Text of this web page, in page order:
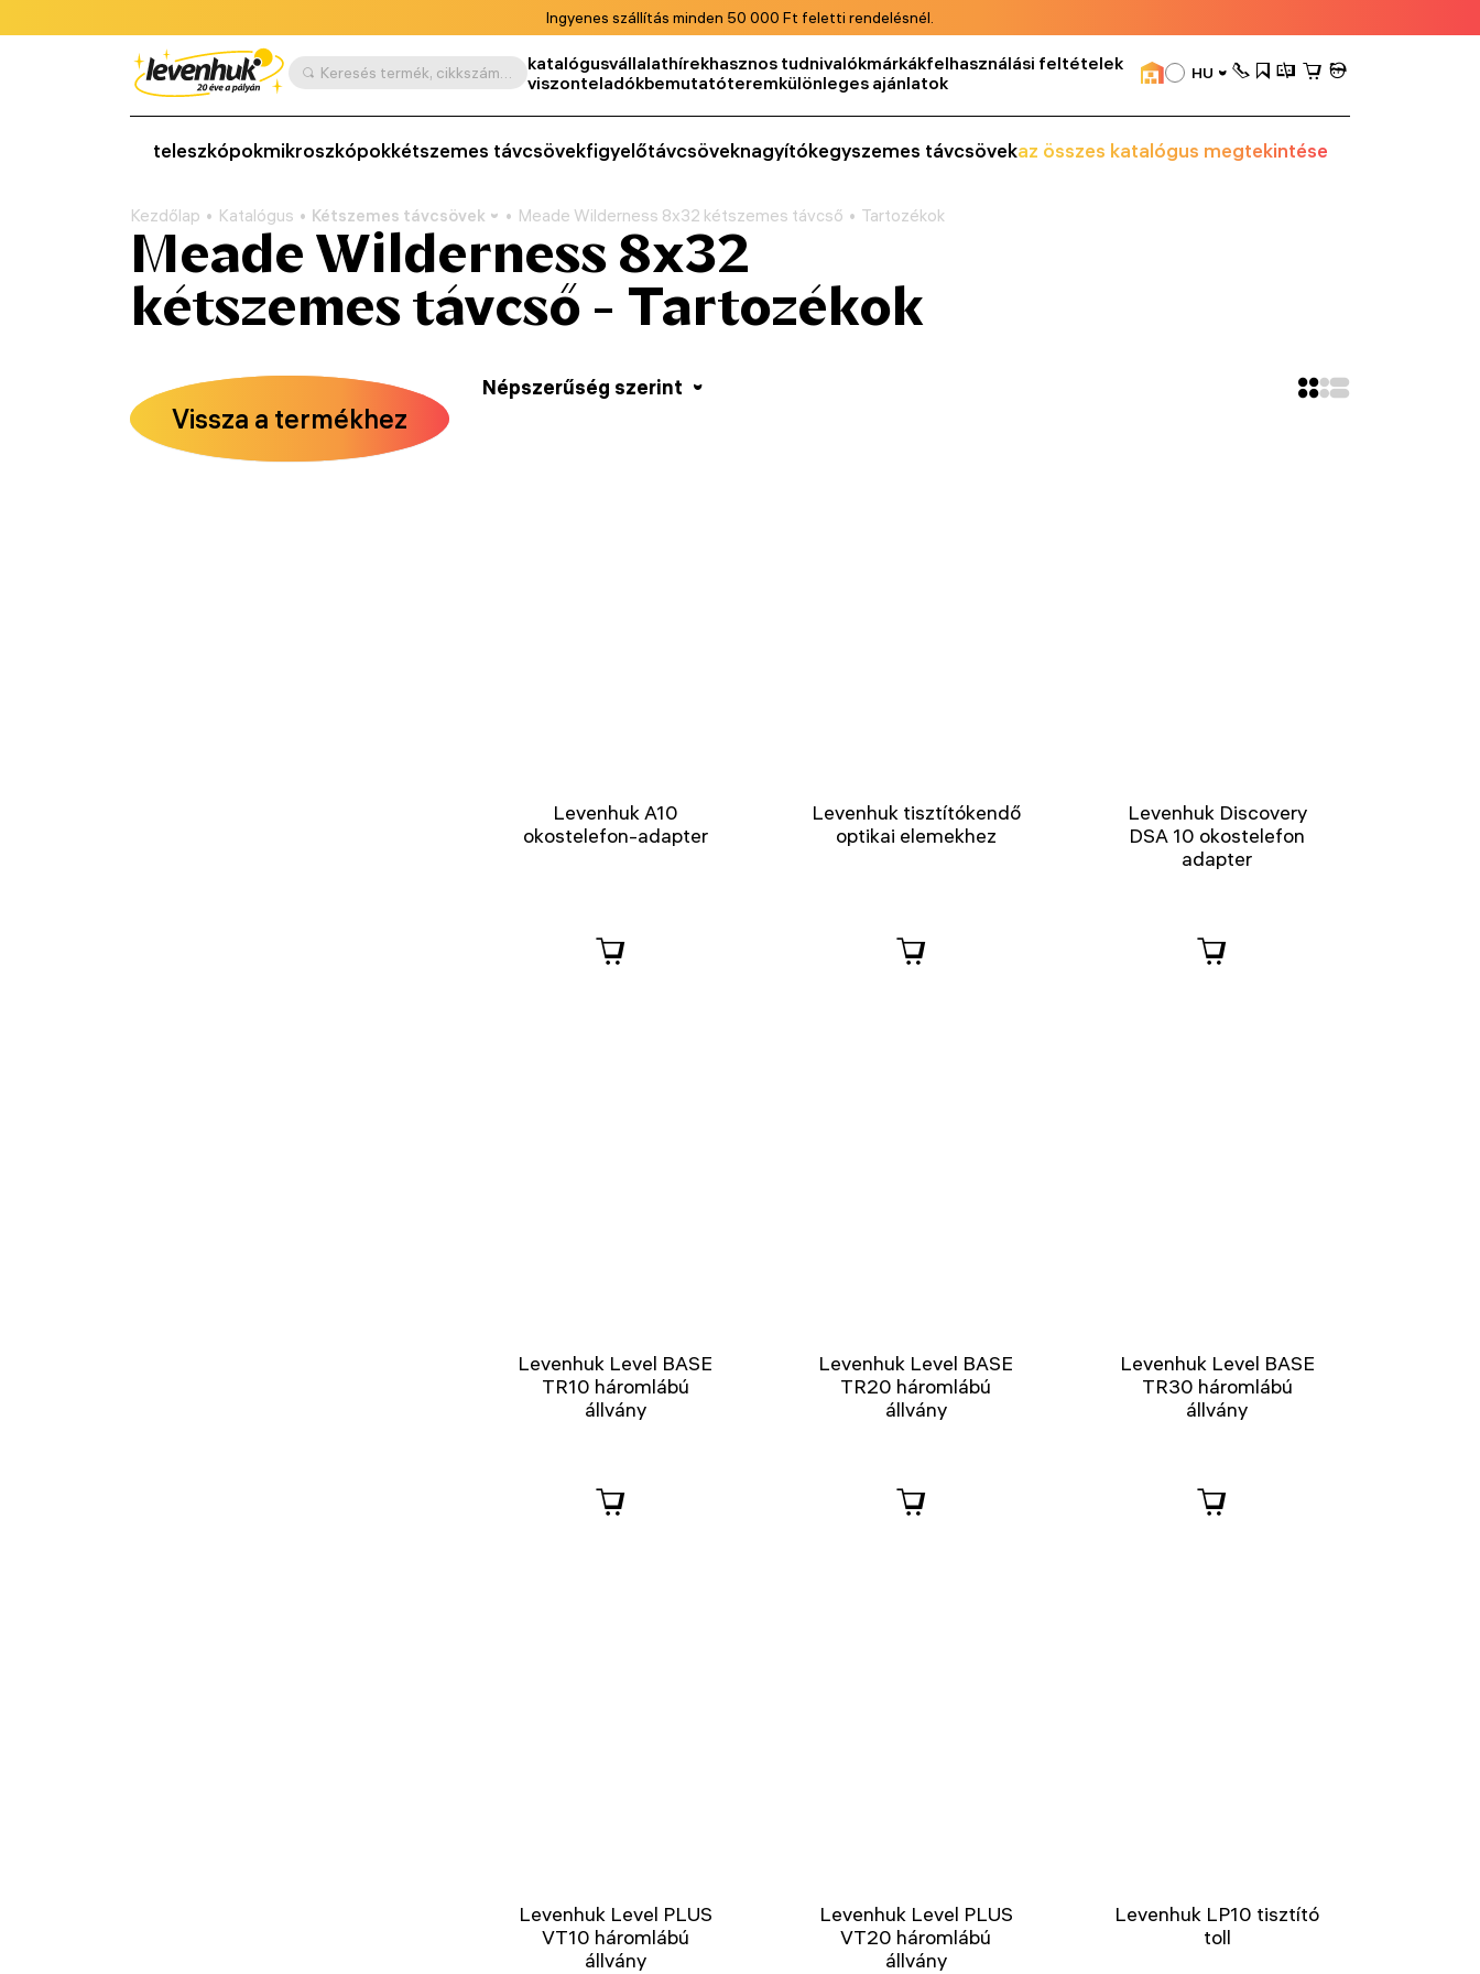
Ingyenes szállítás minden 50 000 Ft feletti rendelésnél.
Keresés termék, cikkszám, kategória stb. szerint katalógusvállalathírekhasznos tudnivalókmárkákfelhasználási feltételek
viszonteladókbemutatóteremkülönleges ajánlatok HU
teleszkópokmikroszkópokkétszemes távcsövekfigyelőtávcsöveknagyítókegyszemes távcsövekaz összes katalógus megtekintése
Kezdőlap Katalógus Kétszemes távcsövek Meade Wilderness 8x32 kétszemes távcső Tartozékok
Meade Wilderness 8x32
kétszemes távcső - Tartozékok
Vissza a termékhez
Népszerűség szerint
Levenhuk A10
okostelefon-adapter
Levenhuk tisztítókendő
optikai elemekhez
Levenhuk Discovery
DSA 10 okostelefon
adapter
Levenhuk Level BASE
TR10 háromlábú
állvány
Levenhuk Level BASE
TR20 háromlábú
állvány
Levenhuk Level BASE
TR30 háromlábú
állvány
Levenhuk Level PLUS
VT10 háromlábú
állvány
Levenhuk Level PLUS
VT20 háromlábú
állvány
Levenhuk LP10 tisztító
toll